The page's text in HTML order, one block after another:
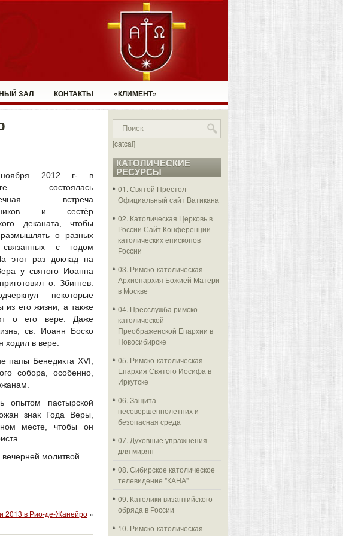
ЗАЛ КОНТАКТЫ «КЛИМЕНТ»
2012 г- в
состоялась
встреча
и сестёр
деканата, чтобы
о разных
с годом
этот раз доклад на
у святого Иоанна
о. Збигнев.
некоторые
из его жизни, а также
о его вере. Даже
св. Иоанн Боско
ходил в вере.
папы Бенедикта XVI,
собора, особенно,
опытом пастырской
знак Года Веры,
месте, чтобы он
молитвой.
2013 в Рио-де-Жанейро »
[catcal]
КАТОЛИЧЕСКИЕ
РЕСУРСЫ
01. Святой Престол
Официальный сайт Ватикана
02. Католическая Церковь в
России Сайт Конференции
католических епископов
России
03. Римско-католическая
Архиепархия Божией Матери
в Москве
04. Пресслужба римско-
католической
Преображенской Епархии в
Новосибирске
05. Римско-католическая
Епархия Святого Иосифа в
Иркутске
06. Защита
несовершеннолетних и
безопасная среда
07. Духовные упражнения
для мирян
08. Сибирское католическое
телевидение "КАНА"
09. Католики византийского
обряда в России
10. Римско-католическая